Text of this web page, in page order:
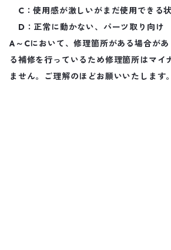
C：使用感が激しいがまだ使用できる
D：正常に動かない、パーツ取り向け
A～Cにおいて、修理箇所がある場合が
る補修を行っているため修理箇所はマイ
ません。ご理解のほどお願いいたします。